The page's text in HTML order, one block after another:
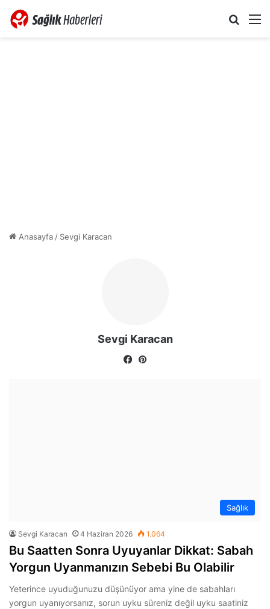
Anasayfa/ Sevgi Karacan
Sevgi Karacan
Fa
Sağlık
Sevgi Karacan 4 Haziran 2026 1.064
Bu Saatten Sonra Uyuyanlar Dikkat: Sabah
Yorgun Uyanmanızın Sebebi Bu Olabilir
Yeterince uyuduğunuzu düşünüyor ama yine de sabahları
yorgun uyanıyorsanız, sorun uyku süreniz değil uyku saatiniz